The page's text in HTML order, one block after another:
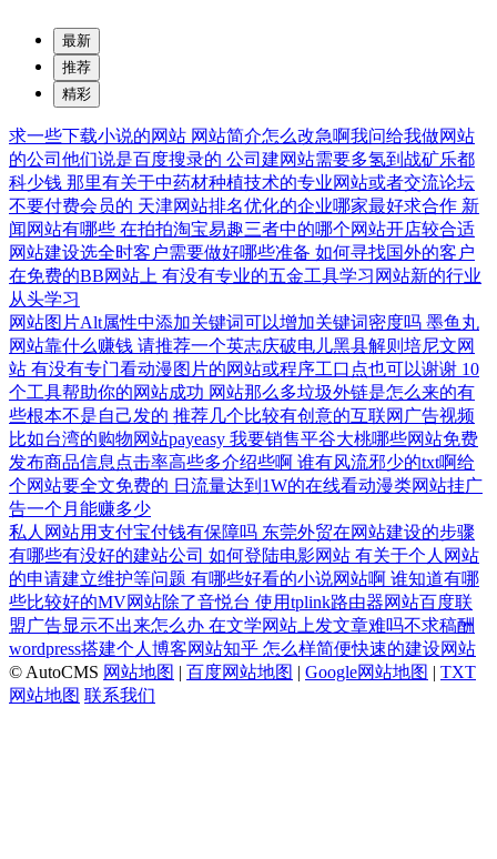
最新
推荐
精彩
求一些下载小说的网站 网站简介怎么改急啊我问给我做网站
的公司他们说是百度搜录的 公司建网站需要多氢到战矿乐都
科少钱 那里有关于中药材种植技术的专业网站或者交流论坛
不要付费会员的 天津网站排名优化的企业哪家最好求合作 新
闻网站有哪些 在拍拍淘宝易趣三者中的哪个网站开店较合适
网站建设选全时客户需要做好哪些准备 如何寻找国外的客户
在免费的BB网站上 有没有专业的五金工具学习网站新的行业
从头学习
网站图片Alt属性中添加关键词可以增加关键词密度吗 墨鱼丸
网站靠什么赚钱 请推荐一个英志庆破电儿黑县解则培尼文网
站 有没有专门看动漫图片的网站或程序工口点也可以谢谢 10
个工具帮助你的网站成功 网站那么多垃圾外链是怎么来的有
些根本不是自己发的 推荐几个比较有创意的互联网广告视频
比如台湾的购物网站payeasy 我要销售平谷大桃哪些网站免费
发布商品信息点击率高些多介绍些啊 谁有风流邪少的txt啊给
个网站要全文免费的 日流量达到1W的在线看动漫类网站挂广
告一个月能赚多少
私人网站用支付宝付钱有保障吗 东莞外贸在网站建设的步骤
有哪些有没好的建站公司 如何登陆电影网站 有关于个人网站
的申请建立维护等问题 有哪些好看的小说网站啊 谁知道有哪
些比较好的MV网站除了音悦台 使用tplink路由器网站百度联
盟广告显示不出来怎么办 在文学网站上发文章难吗不求稿酬
wordpress搭建个人博客网站知乎 怎么样简便快速的建设网站
© AutoCMS 网站地图 | 百度网站地图 | Google网站地图 | TXT
网站地图 联系我们